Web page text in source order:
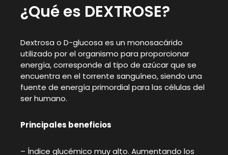
¿Qué es DEXTROSE?
Dextrosa o D-glucosa es un monosacárido
utilizado por el organismo para proporcionar
energía, corresponde al tipo de azúcar que se
encuentra en el torrente sanguíneo, siendo una
fuente de energía primordial para las células del
ser humano.
Principales beneficios
– Índice glucémico muy alto. Aumentando los